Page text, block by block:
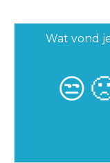
Wat vond
😒